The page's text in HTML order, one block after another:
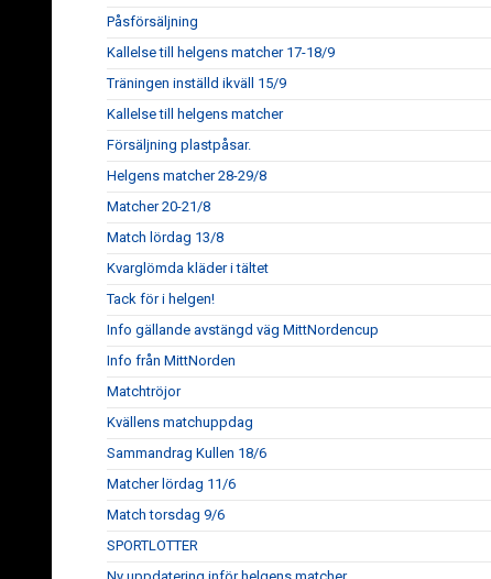
Påsförsäljning
Kallelse till helgens matcher 17-18/9
Träningen inställd ikväll 15/9
Kallelse till helgens matcher
Försäljning plastpåsar.
Helgens matcher 28-29/8
Matcher 20-21/8
Match lördag 13/8
Kvarglömda kläder i tältet
Tack för i helgen!
Info gällande avstängd väg MittNordencup
Info från MittNorden
Matchtröjor
Kvällens matchuppdag
Sammandrag Kullen 18/6
Matcher lördag 11/6
Match torsdag 9/6
SPORTLOTTER